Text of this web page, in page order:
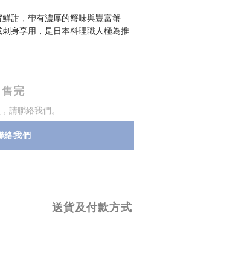
甜，帶有濃厚的蟹味與豐富蟹
身享用，是日本料理職人極為推
售完
請聯絡我們。
絡我們
送貨及付款方式